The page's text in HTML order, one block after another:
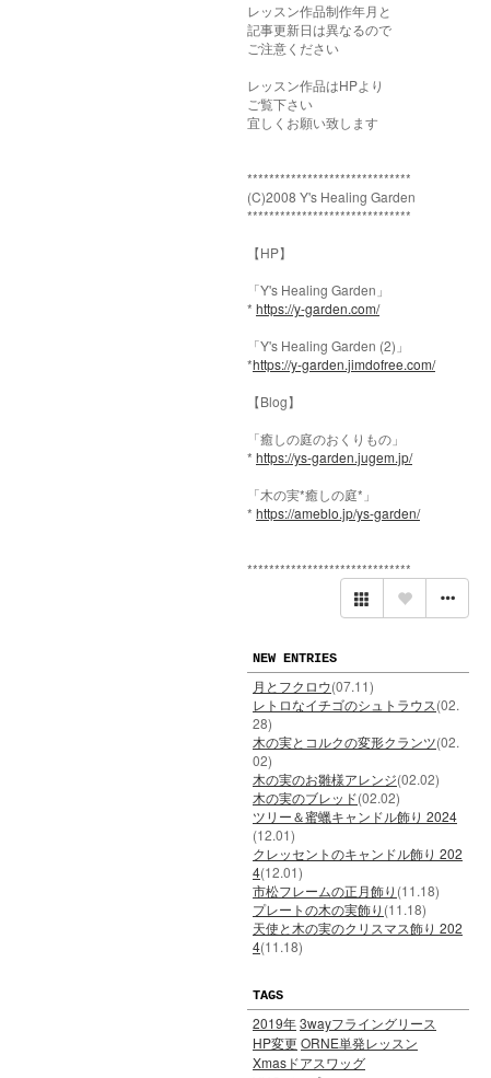
レッスン作品制作年月と
記事更新日は異なるので
ご注意ください
レッスン作品はHPより
ご覧下さい
宜しくお願い致します
******************************
(C)2008 Y's Healing Garden
******************************
【HP】
「Y's Healing Garden」
* https://y-garden.com/
「Y's Healing Garden (2)」
*https://y-garden.jimdofree.com/
【Blog】
「癒しの庭のおくりもの」
* https://ys-garden.jugem.jp/
「木の実*癒しの庭*」
* https://ameblo.jp/ys-garden/
******************************
NEW ENTRIES
月とフクロウ(07.11)
レトロなイチゴのシュトラウス(02.
28)
木の実とコルクの変形クランツ(02.
02)
木の実のお雛様アレンジ(02.02)
木の実のブレッド(02.02)
ツリー＆蜜蠟キャンドル飾り 2024
(12.01)
クレッセントのキャンドル飾り 202
4(12.01)
市松フレームの正月飾り (11.18)
プレートの木の実飾り (11.18)
天使と木の実のクリスマス飾り 202
4(11.18)
TAGS
2019年3wayフライングリース
HP変更 ORNE単発レッスン
Xmasドアスワッグ